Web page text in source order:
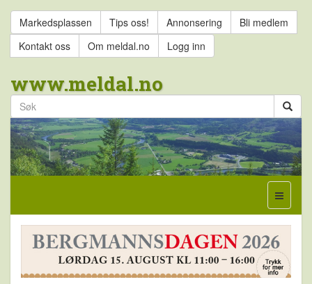
Markedsplassen Tips oss! Annonsering
Bli medlem
Kontakt oss
Om meldal.no Logg inn
www.meldal.no